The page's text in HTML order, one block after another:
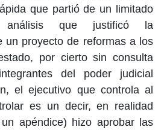
que partió de un limitado
análisis que justificó la
un proyecto de reformas a los
por cierto sin consulta
del poder judicial
el ejecutivo que controla al
es un decir, en realidad
apéndice) hizo aprobar las